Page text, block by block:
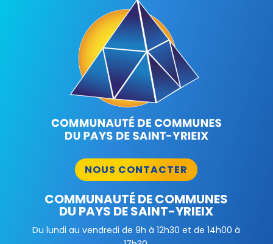
NOUS CONTACTER
COMMUNAUTÉ DE COMMUNES
DU PAYS DE SAINT-YRIEIX
Du lundi au vendredi de 9h à 12h30 et de 14h00 à